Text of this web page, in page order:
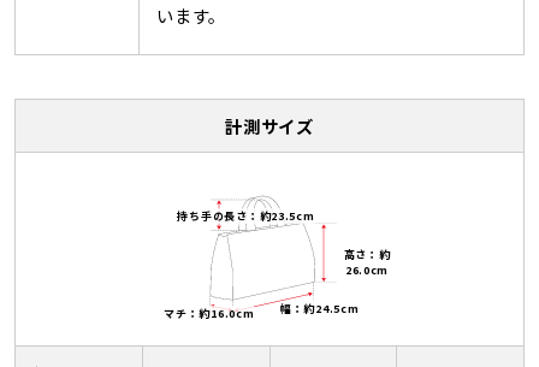
います。
計測サイズ
持ち手の長さ：約23.5cm
高さ：約
26.0cm
幅：約24.5cm
マチ：約16.0cm